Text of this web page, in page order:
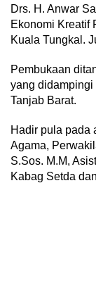
Drs. H. Anwar
Ekonomi Kreatif
Kuala Tungkal.
Pembukaan
yang
Tanjab Barat.
Hadir pula pada
Agama,
S.Sos. M.M,
Kabag Setda